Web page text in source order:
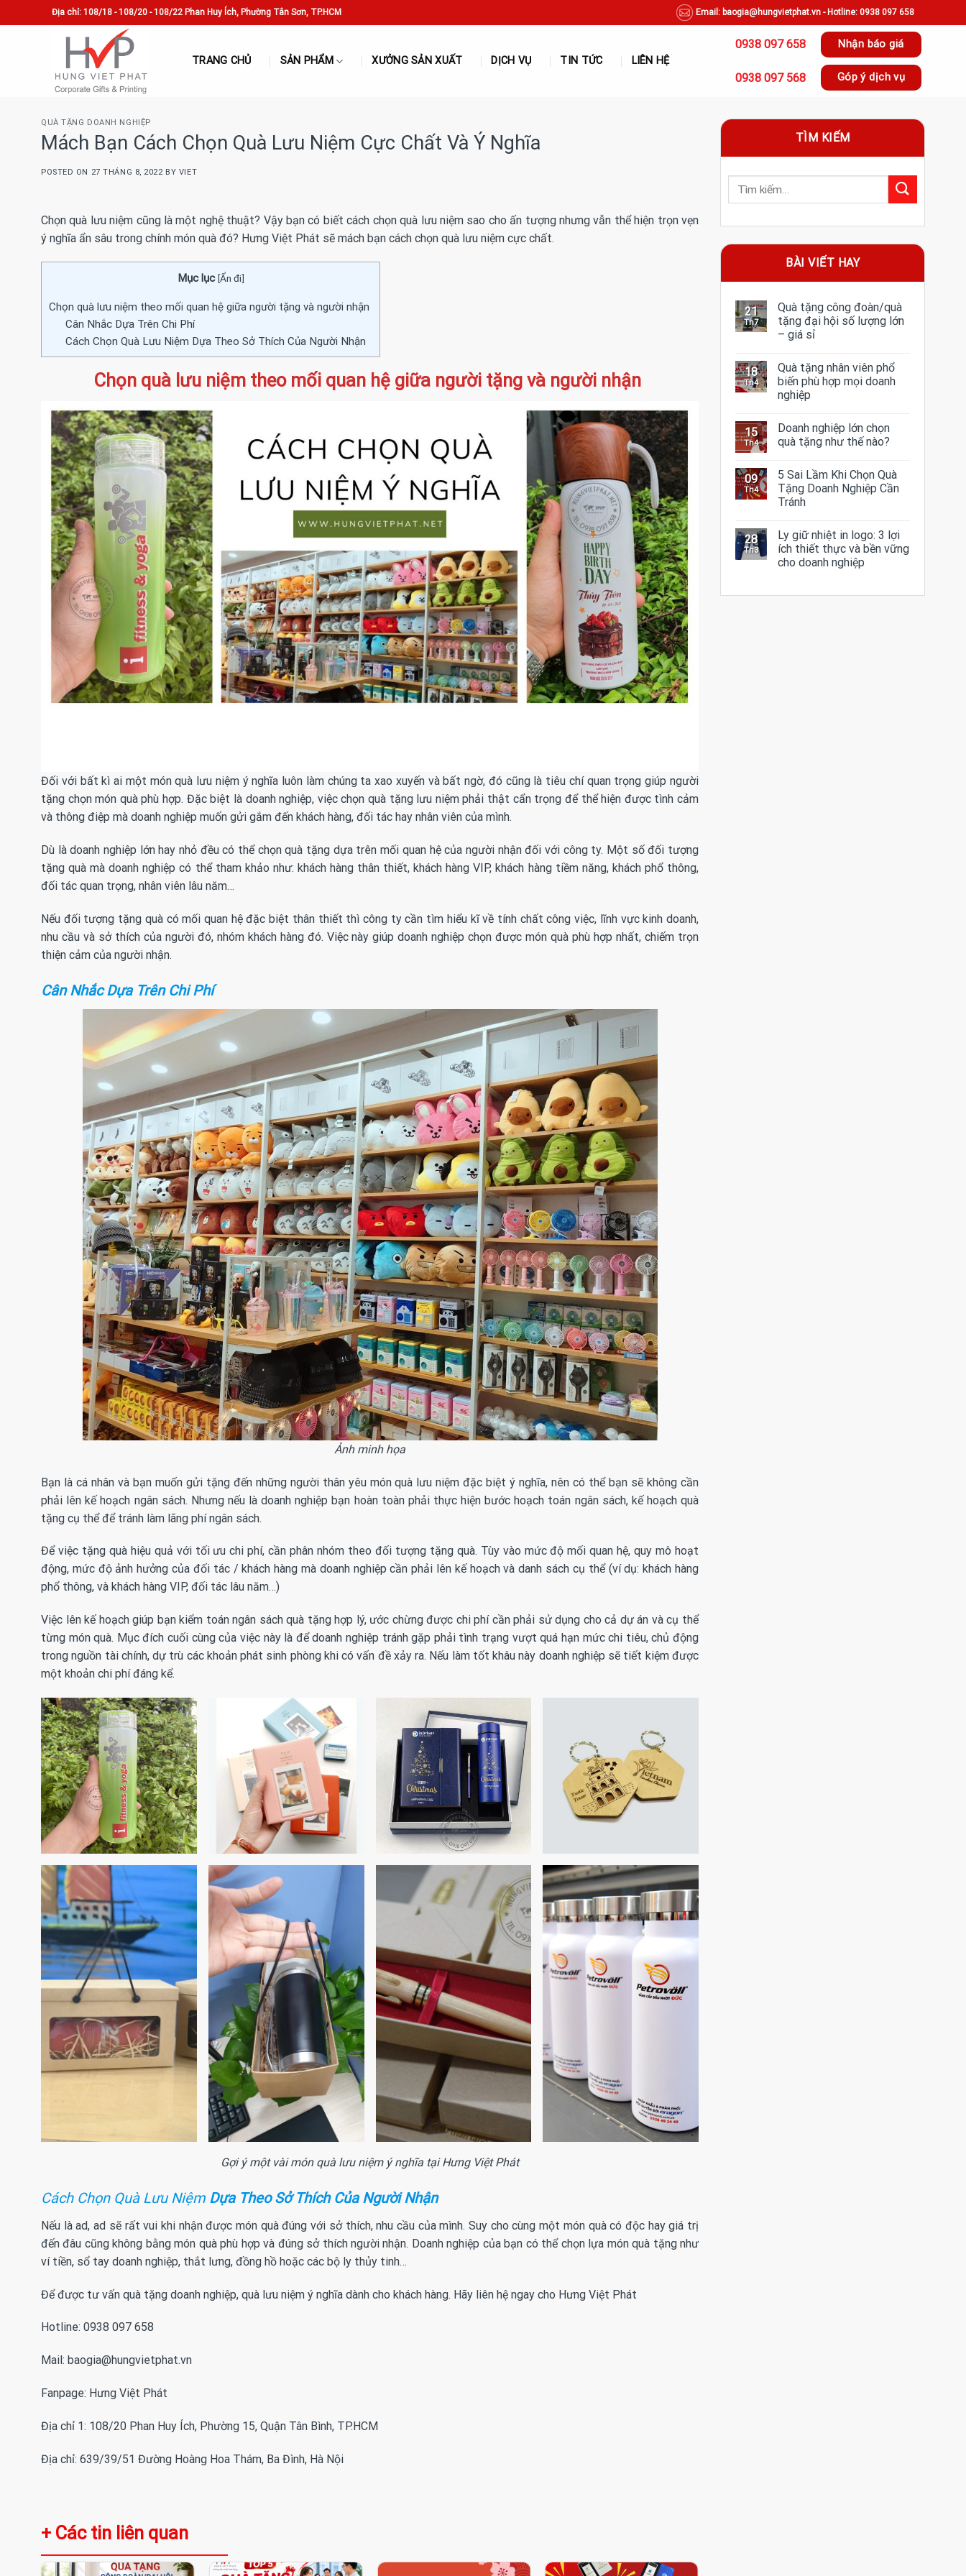
to
Địa chỉ: 108/18 - 108/20 - 108/22 Phan Huy Ích, Phường Tân Sơn, TP.HCM Email: baogia@hungvietphat.vn - Hotline: 0938 097 658
TRANG CHỦ SẢN PHẨM XƯỞNG SẢN XUẤT DỊCH VỤ TIN TỨC LIÊN HỆ
0938 097 658 Nhận báo giá
0938 097 568 Góp ý dịch vụ
QUÀ TẶNG DOANH NGHIỆP
Mách Bạn Cách Chọn Quà Lưu Niệm Cực Chất Và Ý Nghĩa
POSTED ON 27 THÁNG 8, 2022 BY VIET
Chọn quà lưu niệm cũng là một nghệ thuật? Vậy bạn có biết cách chọn quà lưu niệm sao cho ấn tượng nhưng vẫn thể hiện trọn vẹn
ý nghĩa ẩn sâu trong chính món quà đó? Hưng Việt Phát sẽ mách bạn cách chọn quà lưu niệm cực chất.
Mục lục [Ẩn đi]
Chọn quà lưu niệm theo mối quan hệ giữa người tặng và người nhận
Cân Nhắc Dựa Trên Chi Phí
Cách Chọn Quà Lưu Niệm Dựa Theo Sở Thích Của Người Nhận
Chọn quà lưu niệm theo mối quan hệ giữa người tặng và người nhận
Đối với bất kì ai một mónquà lưu niệm ý nghĩa luôn làm chúng ta xao xuyến và bất ngờ, đó cũng là tiêu chí quan trọng giúp người
tặng chọn món quà phù hợp. Đặc biệt là doanh nghiệp, việc chọn quà tặng lưu niệm phải thật cẩn trọng để thể hiện được tình cảm
và thông điệp mà doanh nghiệp muốn gửi gắm đến khách hàng, đối tác hay nhân viên của mình.
Dù là doanh nghiệp lớn hay nhỏ đều có thể chọn quà tặng dựa trên mối quan hệ của người nhận đối với công ty. Một số đối tượng
tặng quà mà doanh nghiệp có thể tham khảo như: khách hàng thân thiết, khách hàng VIP, khách hàng tiềm năng, khách phổ thông,
đối tác quan trọng, nhân viên lâu năm…
Nếu đối tượng tặng quà có mối quan hệ đặc biệt thân thiết thì công ty cần tìm hiểu kĩ về tính chất công việc, lĩnh vực kinh doanh,
nhu cầu và sở thích của người đó, nhóm khách hàng đó. Việc này giúp doanh nghiệp chọn được món quà phù hợp nhất, chiếm trọn
thiện cảm của người nhận.
Cân Nhắc Dựa Trên Chi Phí
Ảnh minh họa
Bạn là cá nhân và bạn muốn gửi tặng đến những người thân yêu món quà lưu niệm đặc biệt ý nghĩa, nên có thể bạn sẽ không cần
phải lên kế hoạch ngân sách. Nhưng nếu là doanh nghiệp bạn hoàn toàn phải thực hiện bước hoạch toán ngân sách, kế hoạch quà
tặng cụ thể để tránh làm lãng phí ngân sách.
Để việc tặng quà hiệu quả với tối ưu chi phí, cần phân nhóm theo đối tượng tặng quà. Tùy vào mức độ mối quan hệ, quy mô hoạt
động, mức độ ảnh hưởng của đối tác / khách hàng mà doanh nghiệp cần phải lên kế hoạch và danh sách cụ thể (ví dụ: khách hàng
phổ thông, và khách hàng VIP, đối tác lâu năm…)
Việc lên kế hoạch giúp bạn kiểm toán ngân sách quà tặng hợp lý, ước chừng được chi phí cần phải sử dụng cho cả dự án và cụ thể
từng món quà. Mục đích cuối cùng của việc này là để doanh nghiệp tránh gặp phải tình trạng vượt quá hạn mức chi tiêu, chủ động
trong nguồn tài chính, dự trù các khoản phát sinh phòng khi có vấn đề xảy ra. Nếu làm tốt khâu này doanh nghiệp sẽ tiết kiệm được
một khoản chi phí đáng kể.
Gợi ý một vài món quà lưu niệm ý nghĩa tại Hưng Việt Phát
Cách Chọn Quà Lưu Niệm Dựa Theo Sở Thích Của Người Nhận
Nếu là ad, ad sẽ rất vui khi nhận được món quà đúng với sở thích, nhu cầu của mình. Suy cho cùng một món quà có độc hay giá trị
đến đâu cũng không bằng món quà phù hợp và đúng sở thích người nhận. Doanh nghiệp của bạn có thể chọn lựa món quà tặng như
ví tiền, sổ tay doanh nghiệp, thắt lưng, đồng hồ hoặc các bộ ly thủy tinh…
Để được tư vấn quà tặng doanh nghiệp, quà lưu niệm ý nghĩa dành cho khách hàng. Hãy liên hệ ngay cho Hưng Việt Phát
Hotline: 0938 097 658
Mail: baogia@hungvietphat.vn
Fanpage: Hưng Việt Phát
Địa chỉ 1: 108/20 Phan Huy Ích, Phường 15, Quận Tân Bình, TP.HCM
Địa chỉ: 639/39/51 Đường Hoàng Hoa Thám, Ba Đình, Hà Nội
+ Các tin liên quan
TÌM KIẾM
BÀI VIẾT HAY
21
Th7
Quà tặng công đoàn/quà
tặng đại hội số lượng lớn
– giá sỉ
18
Th4
Quà tặng nhân viên phổ
biến phù hợp mọi doanh
nghiệp
15
Th4
Doanh nghiệp lớn chọn
quà tặng như thế nào?
09
Th4
5 Sai Lầm Khi Chọn Quà
Tặng Doanh Nghiệp Cần
Tránh
28
Th3
Ly giữ nhiệt in logo: 3 lợi
ích thiết thực và bền vững
cho doanh nghiệp